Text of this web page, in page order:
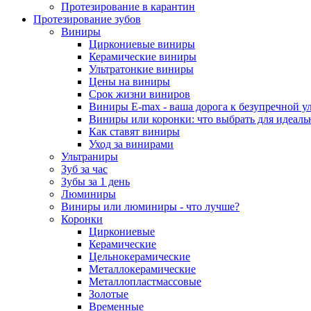
Протезирование в карантин
Протезирование зубов
Виниры
Циркониевые виниры
Керамические виниры
Ультратонкие виниры
Цены на виниры
Срок жизни виниров
Виниры E-max - ваша дорога к безупречной
Виниры или коронки: что выбрать для
Как ставят виниры
Уход за винирами
Ультраниры
Зуб за час
Зубы за 1 день
Люминиры
Виниры или люминиры - что лучше?
Коронки
Циркониевые
Керамические
Цельнокерамические
Металлокерамические
Металлопластмассовые
Золотые
Временные